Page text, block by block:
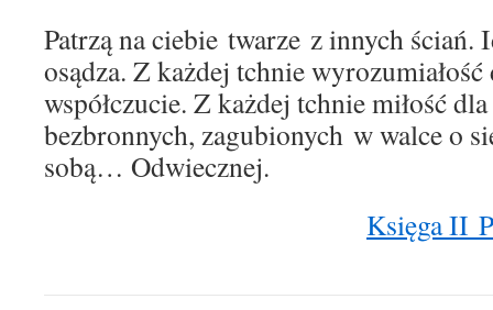
Patrzą na ciebie twarze z innych ściań.
osądza. Z każdej tchnie
współczucie. Z każdej tchnie miłość
bezbronnych, zagubionych w walce o
sobą… Odwiecznej.
Księga II